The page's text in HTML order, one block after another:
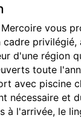
vous
cadre privilégié,
d'une région
toute
avec piscine
nécessaire et
à l'arrivée, le